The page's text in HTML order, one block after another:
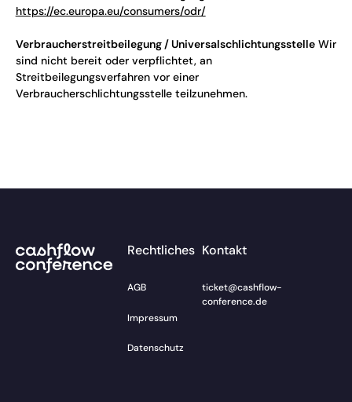
https://ec.europa.eu/consumers/odr/
Verbraucherstreitbeilegung / UniversalschlichtungsstelleWir
sind nicht bereit oder verpflichtet, an
Streitbeilegungsverfahren vor einer
Verbraucherschlichtungsstelle teilzunehmen.
Rechtliches
AGB
Impressum
Datenschutz
Kontakt
ticket@cashflow-
conference.de